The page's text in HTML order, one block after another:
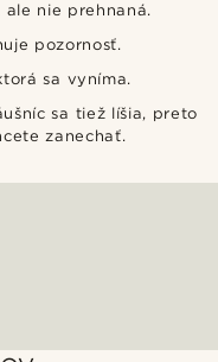
nie prehnaná.
pozornosť.
sa vyníma.
sa tiež líšia, preto
zanechať.